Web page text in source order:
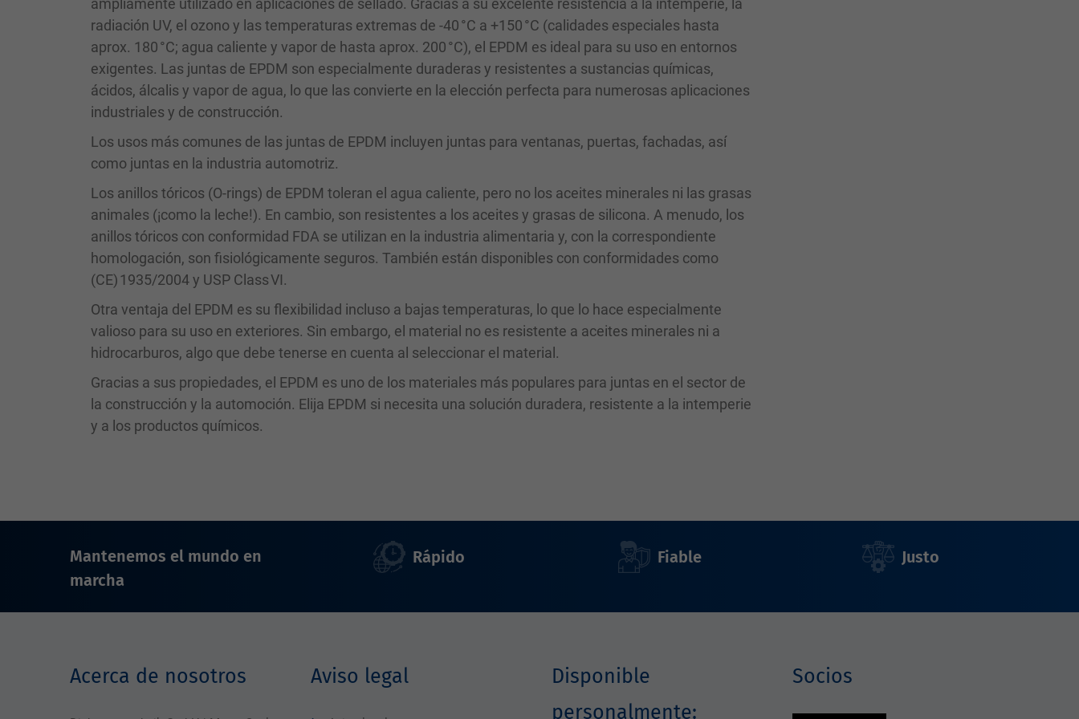
ampliamente utilizado en aplicaciones de sellado. Gracias a su excelente resistencia a la intemperie, la
radiación UV, el ozono y las temperaturas extremas de -40 °C a +150 °C (calidades especiales hasta
aprox. 180 °C; agua caliente y vapor de hasta aprox. 200 °C), el EPDM es ideal para su uso en entornos
exigentes. Las juntas de EPDM son especialmente duraderas y resistentes a sustancias químicas,
ácidos, álcalis y vapor de agua, lo que las convierte en la elección perfecta para numerosas aplicaciones
industriales y de construcción.
Los usos más comunes de las juntas de EPDM incluyen juntas para ventanas, puertas, fachadas, así
como juntas en la industria automotriz.
Los anillos tóricos (O-rings) de EPDM toleran el agua caliente, pero no los aceites minerales ni las grasas
animales (¡como la leche!). En cambio, son resistentes a los aceites y grasas de silicona. A menudo, los
anillos tóricos con conformidad FDA se utilizan en la industria alimentaria y, con la correspondiente
homologación, son fisiológicamente seguros. También están disponibles con conformidades como
(CE) 1935/2004 y USP Class VI.
Otra ventaja del EPDM es su flexibilidad incluso a bajas temperaturas, lo que lo hace especialmente
valioso para su uso en exteriores. Sin embargo, el material no es resistente a aceites minerales ni a
hidrocarburos, algo que debe tenerse en cuenta al seleccionar el material.
Gracias a sus propiedades, el EPDM es uno de los materiales más populares para juntas en el sector de
la construcción y la automoción. Elija EPDM si necesita una solución duradera, resistente a la intemperie
y a los productos químicos.
Mantenemos el mundo en
marcha
Rápido Fiable Justo
Acerca de nosotros Aviso legal
Disponible
personalmente:
Socios